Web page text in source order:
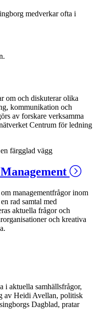
medverkar ofta i
om och diskuterar olika
kommunikation och
av forskare verksamma
Centrum för ledning
managementfrågor inom
rad samtal med
aktuella frågor och
och kreativa
aktuella samhällsfrågor,
av Heidi Avellan, politisk
Dagblad, pratar